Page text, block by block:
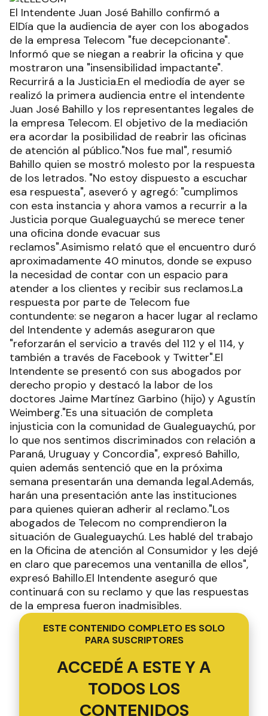
El Intendente Juan José Bahillo confirmó a
ElDía que la audiencia de ayer con los abogados
de la empresa Telecom "fue decepcionante".
Informó que se niegan a reabrir la oficina y que
mostraron una "insensibilidad impactante".
Recurrirá a la Justicia.En el mediodía de ayer se
realizó la primera audiencia entre el intendente
Juan José Bahillo y los representantes legales de
la empresa Telecom. El objetivo de la mediación
era acordar la posibilidad de reabrir las oficinas
de atención al público."Nos fue mal", resumió
Bahillo quien se mostró molesto por la respuesta
de los letrados. "No estoy dispuesto a escuchar
esa respuesta", aseveró y agregó: "cumplimos
con esta instancia y ahora vamos a recurrir a la
Justicia porque Gualeguaychú se merece tener
una oficina donde evacuar sus
reclamos".Asimismo relató que el encuentro duró
aproximadamente 40 minutos, donde se expuso
la necesidad de contar con un espacio para
atender a los clientes y recibir sus reclamos.La
respuesta por parte de Telecom fue
contundente: se negaron a hacer lugar al reclamo
del Intendente y además aseguraron que
"reforzarán el servicio a través del 112 y el 114, y
también a través de Facebook y Twitter".El
Intendente se presentó con sus abogados por
derecho propio y destacó la labor de los
doctores Jaime Martínez Garbino (hijo) y Agustín
Weimberg."Es una situación de completa
injusticia con la comunidad de Gualeguaychú, por
lo que nos sentimos discriminados con relación a
Paraná, Uruguay y Concordia", expresó Bahillo,
quien además sentenció que en la próxima
semana presentarán una demanda legal.Además,
harán una presentación ante las instituciones
para quienes quieran adherir al reclamo."Los
abogados de Telecom no comprendieron la
situación de Gualeguaychú. Les hablé del trabajo
en la Oficina de atención al Consumidor y les dejé
en claro que parecemos una ventanilla de ellos",
expresó Bahillo.El Intendente aseguró que
continuará con su reclamo y que las respuestas
de la empresa fueron inadmisibles.
ESTE CONTENIDO COMPLETO ES SOLO
PARA SUSCRIPTORES
ACCEDÉ A ESTE Y A
TODOS LOS
CONTENIDOS